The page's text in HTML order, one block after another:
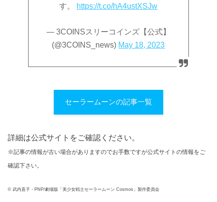
す。 https://t.co/hA4ustXSJw
— 3COINSスリーコインズ【公式】
(@3COINS_news) May 18, 2023
セーラームーンの記事一覧
詳細は公式サイトをご確認ください。
※記事の情報が古い場合がありますのでお手数ですが公式サイトの情報をご
確認下さい。
© 武内直子・PNP/劇場版「美少女戦士セーラームーン Cosmos」製作委員会